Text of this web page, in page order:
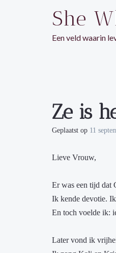
She
Een veld waarin
Ze is
Geplaatst op 11
Lieve Vrouw,
Er was een tijd dat
Ik kende devotie.
En toch voelde ik:
Later vond ik